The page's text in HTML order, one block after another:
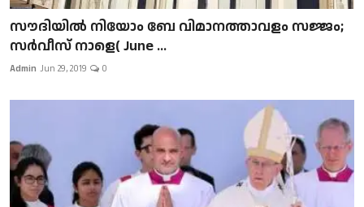
സൗദിയിൽ നിയോം ബേ വിമാനത്താവളം സജ്ജം;
സർവീസ് നാളെ( June ...
Admin Jun 29, 2019 0